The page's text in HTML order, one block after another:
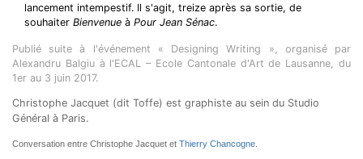
lancement intempestif. Il s'agit, treize après sa sortie, de
souhaiter Bienvenue à Pour Jean Sénac.
Publié suite à l'événement « Designing Writing », organisé par
Alexandru Balgiu à l'ECAL – Ecole Cantonale d'Art de Lausanne, du
1er au 3 juin 2017.
Christophe Jacquet (dit Toffe) est graphiste au sein du Studio
Général à Paris.
Conversation entre Christophe Jacquet et Thierry Chancogne